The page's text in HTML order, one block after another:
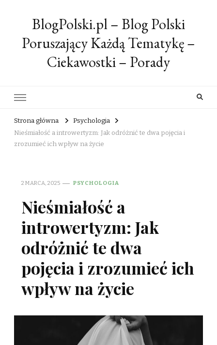
BlogPolski.pl – Blog Polski
Poruszający Każdą Tematykę –
Ciekawostki – Porady
Strona główna
Psychologia
Nieśmiałość a introwertyzm: Jak odróżnić te dwa pojęcia i
zrozumieć ich wpływ na życie
2 MARCA, 2025 PSYCHOLOGIA
Nieśmiałość a
introwertyzm: Jak
odróżnić te dwa
pojęcia i zrozumieć ich
wpływ na życie